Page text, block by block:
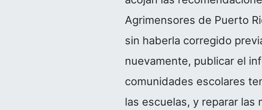
Agrimensores de Puerto
sin haberla corregido
nuevamente, publicar el
comunidades escolares
las escuelas, y reparar las